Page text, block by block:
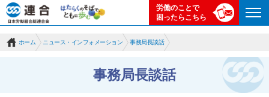
労働のことで
困ったらこちら
ホーム ニュース・インフォメーション 事務局長談話
事務局長談話